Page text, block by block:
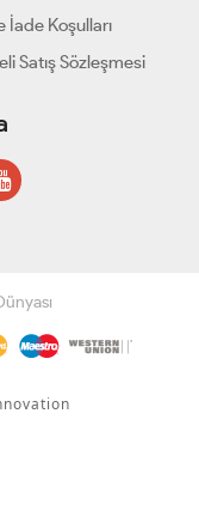
İade Koşulları
Satış Sözleşmesi